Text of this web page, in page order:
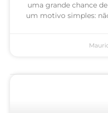
uma grande chance
um motivo simples: